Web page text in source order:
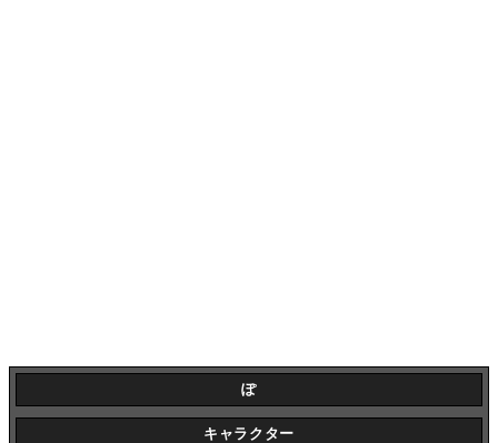
ぽ
キャラクター